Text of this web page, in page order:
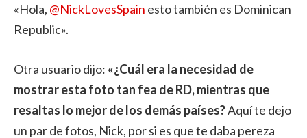
«Hola, @NickLovesSpain esto también es Dominican
Republic».
Otra usuario dijo: «¿Cuál era la necesidad de
mostrar esta foto tan fea de RD, mientras que
resaltas lo mejor de los demás países?Aquí te dejo
un par de fotos, Nick, por si es que te daba pereza